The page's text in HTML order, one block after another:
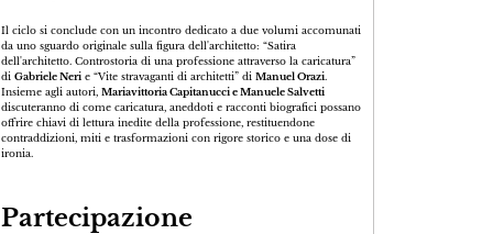
Il ciclo si conclude con un incontro dedicato a due volumi accomunati
da uno sguardo originale sulla figura dell'architetto: “Satira
dell'architetto. Controstoria di una professione attraverso la caricatura”
diGabriele Neri e “Vite stravaganti di architetti” diManuel Orazi.
Insieme agli autori,Mariavittoria Capitanucci e Manuele Salvetti
discuteranno di come caricatura, aneddoti e racconti biografici possano
offrire chiavi di lettura inedite della professione, restituendone
contraddizioni, miti e trasformazioni con rigore storico e una dose di
ironia.
Partecipazione